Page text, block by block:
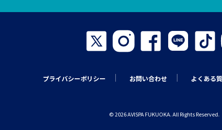
プライバシーポリシー お問い合わせ よくある
© 2026 AVISPA FUKUOKA. All Rights Reserved.